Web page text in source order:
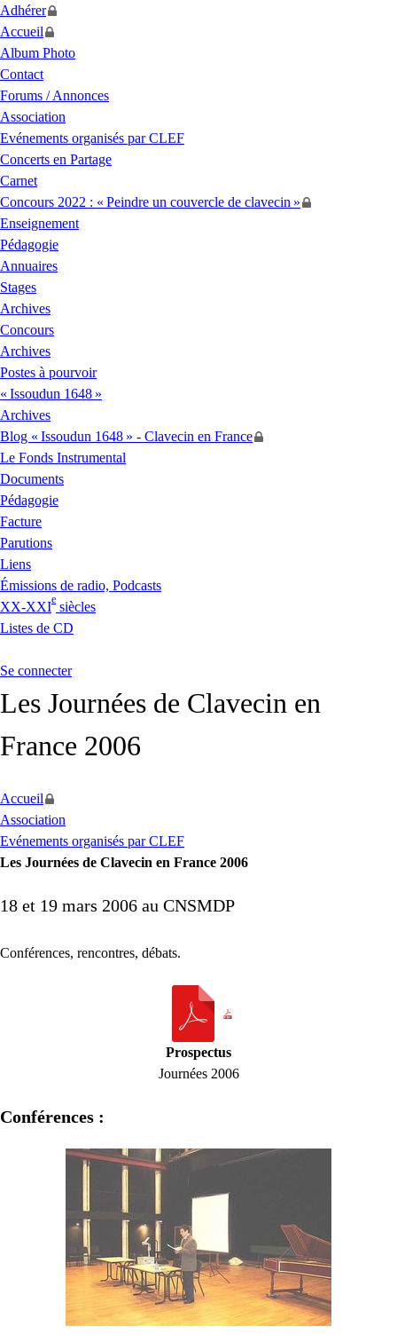
Adhérer
Accueil
Album Photo
Contact
Forums / Annonces
Association
Evénements organisés parCLEF
Concerts en Partage
Carnet
Concours 2022 : « Peindre un couvercle de clavecin »
Enseignement
Pédagogie
Annuaires
Stages
Archives
Concours
Archives
Postes à pourvoir
« Issoudun 1648 »
Archives
Blog « Issoudun 1648 » - Clavecin en France
Le Fonds Instrumental
Documents
Pédagogie
Facture
Parutions
Liens
Émissions de radio, Podcasts
XX-XXI
e
siècles
Listes de CD
Se connecter
Les Journées de Clavecin en
France 2006
Accueil
Association
Evénements organisés par CLEF
Les Journées de Clavecin en France 2006
18 et 19 mars 2006 au CNSMDP
Conférences, rencontres, débats.
Prospectus
Journées 2006
Conférences :